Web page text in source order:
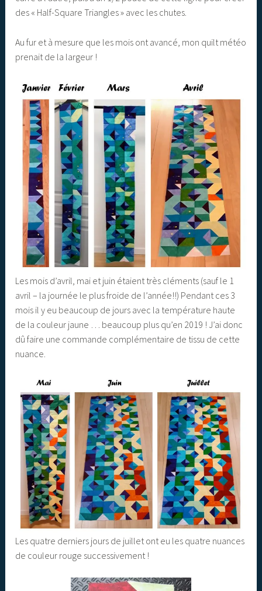
des « Half-Square Triangles » avec les chutes.
Au fur et à mesure que les mois ont avancé, mon quilt météo
prenait de la largeur !
Les mois d’avril, mai et juin étaient très cléments (sauf le 1
avril – la journée le plus froide de l’année!!) Pendant ces 3
mois il y eu beaucoup de jours avec la température haute
de la couleur jaune … beaucoup plus qu’en 2019 ! J’ai donc
dû faire une commande complémentaire de tissu de cette
nuance.
Les quatre derniers jours de juillet ont eu les quatre nuances
de couleur rouge successivement !